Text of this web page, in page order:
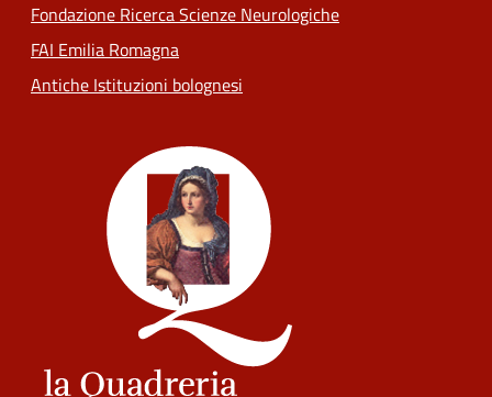
Fondazione Ricerca Scienze Neurologiche
FAI Emilia Romagna
Antiche Istituzioni bolognesi